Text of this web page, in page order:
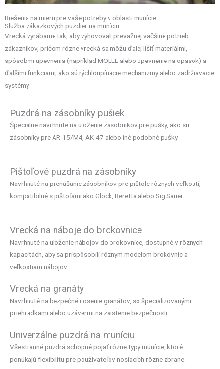
Riešenia na mieru pre vaše potreby v oblasti munície
Služba zákazkových puzdier na muníciu
Vrecká vyrábame tak, aby vyhovovali prevažnej väčšine potrieb
zákazníkov, pričom rôzne vrecká sa môžu ďalej líšiť materiálmi,
spôsobmi upevnenia (napríklad MOLLE alebo upevnenie na opasok) a
ďalšími funkciami, ako sú rýchloupínacie mechanizmy alebo zadržiavacie
systémy.
Puzdrá na zásobníky pušiek
Špeciálne navrhnuté na uloženie zásobníkov pre pušky, ako sú
zásobníky pre AR-15/M4, AK-47 alebo iné podobné pušky.
Pištoľové puzdrá na zásobníky
Navrhnuté na prenášanie zásobníkov pre pištole rôznych veľkostí,
kompatibilné s pištoľami ako Glock, Beretta alebo Sig Sauer.
Vrecká na náboje do brokovnice
Navrhnuté na uloženie nábojov do brokovnice, dostupné v rôznych
kapacitách, aby sa prispôsobili rôznym modelom brokovníc a
veľkostiam nábojov.
Vrecká na granáty
Navrhnuté na bezpečné nosenie granátov, so špecializovanými
priehradkami alebo uzávermi na zaistenie bezpečnosti.
Univerzálne puzdrá na muníciu
Všestranné puzdrá schopné pojať rôzne typy munície, ktoré
ponúkajú flexibilitu pre používateľov nosiacich rôzne zbrane.